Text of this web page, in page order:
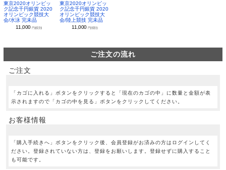
東京2020オリンピッ
ク記念千円銀貨 2020
オリンピック競技大
会/水泳 完未品
11,000円(税別)
東京2020オリンピッ
ク記念千円銀貨 2020
オリンピック競技大
会/陸上競技 完未品
11,000 円(税別)
ご注文の流れ
ご注文
「カゴに入れる」ボタンをクリックすると「現在のカゴの中」に数量と金額が表
示されますので「カゴの中を見る」ボタンをクリックしてください。
お客様情報
「購入手続きへ」ボタンをクリック後、会員登録がお済みの方はログインしてく
ださい。登録されていない方は、登録をお願いします。登録せずに購入すること
も可能です。